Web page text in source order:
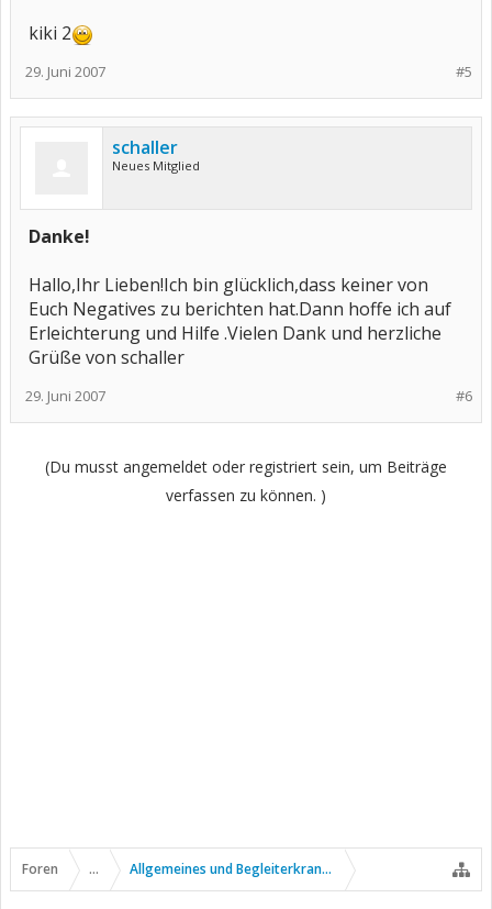
kiki 2
#5
29. Juni 2007
schaller
Neues Mitglied
Danke!
Hallo,Ihr Lieben!Ich bin glücklich,dass keiner von
Euch Negatives zu berichten hat.Dann hoffe ich auf
Erleichterung und Hilfe .Vielen Dank und herzliche
Grüße von schaller
#6
29. Juni 2007
(Du musst angemeldet oder registriert sein, um Beiträge
verfassen zu können. )
Foren ... Allgemeines und Begleiterkrankungen